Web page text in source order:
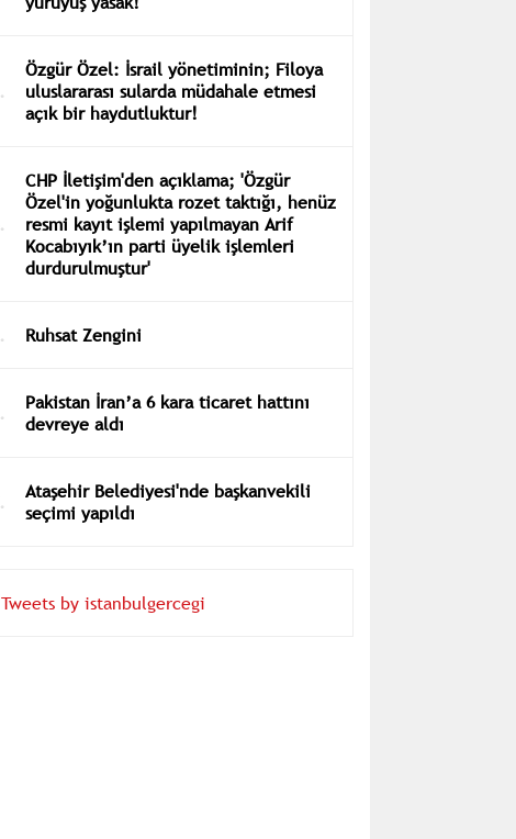
Özgür Özel: İsrail yönetiminin; Filoya
uluslararası sularda müdahale etmesi
açık bir haydutluktur!
CHP İletişim'den açıklama; 'Özgür
Özel'in yoğunlukta rozet taktığı, henüz
resmi kayıt işlemi yapılmayan Arif
Kocabıyık’ın parti üyelik işlemleri
durdurulmuştur'
Ruhsat Zengini
Pakistan İran’a 6 kara ticaret hattını
devreye aldı
Ataşehir Belediyesi'nde başkanvekili
seçimi yapıldı
Tweets by istanbulgercegi